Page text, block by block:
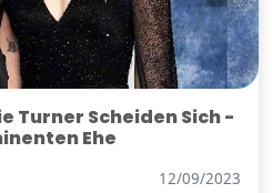
Turner Scheiden Sich -
Ehe
12/09/2023